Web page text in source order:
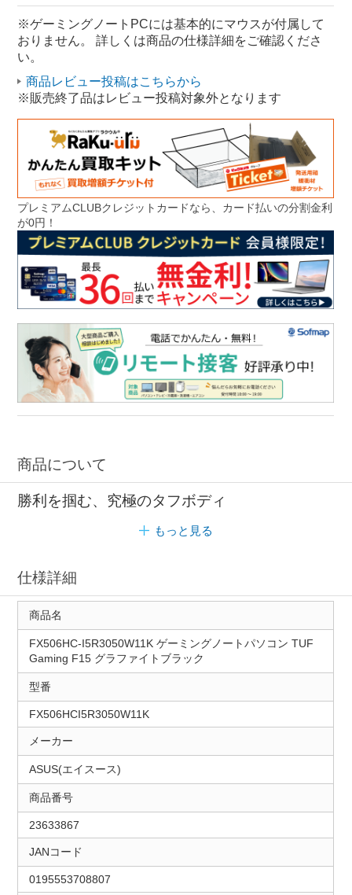
RTX 3050 ノートパソコン
※ゲーミングノートPCには基本的にマウスが付属して
おりません。 詳しくは商品の仕様詳細をご確認くださ
い。
商品レビュー投稿はこちらから
※販売終了品はレビュー投稿対象外となります
プレミアムCLUBクレジットカードなら、カード払いの分割金利
が0円！
商品について
勝利を掴む、究極のタフボディ
もっと見る
仕様詳細
商品名
FX506HC-I5R3050W11K ゲーミングノートパソコン TUF
Gaming F15 グラファイトブラック
型番
FX506HCI5R3050W11K
メーカー
ASUS(エイスース)
商品番号
23633867
JANコード
0195553708807